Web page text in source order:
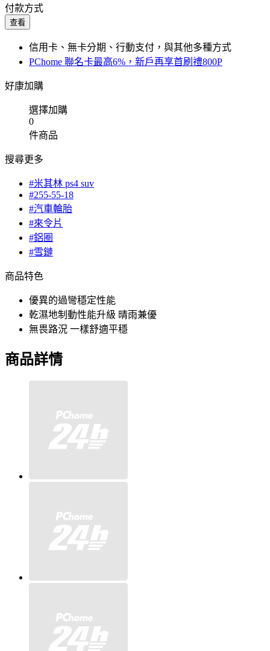
付款方式
查看
信用卡、無卡分期、行動支付，與其他多種方式
PChome 聯名卡最高6%，新戶再享首刷禮800P
好康加購
選擇加購
0
件商品
搜尋更多
#米其林 ps4 suv
#255-55-18
#汽車輪胎
#來令片
#鋁圈
#雪鏈
商品特色
優異的過彎穩定性能
乾濕地制動性能升級 晴雨兼優
無畏路況 一樣舒適平穩
商品詳情